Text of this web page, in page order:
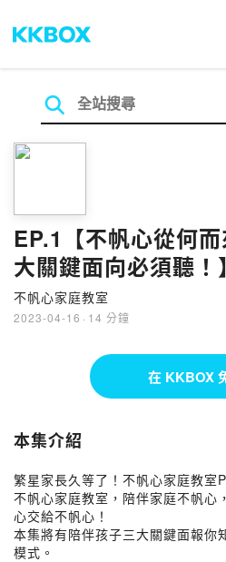
EP.1【不帆心從何
大關鍵面向必須聽！】
不帆心家庭教室
2023-04-16 · 14 分鐘
在 KKBOX
本集介紹
繁星家長久等了！不帆心家庭教室
不帆心家庭教室，陪伴家庭不帆心
心交給不帆心！
本集將有陪伴孩子三大關鍵面報你
模式。